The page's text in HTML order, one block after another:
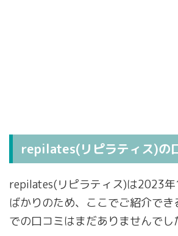
repilates(リピラティス)の
repilates(リピラティス)は2023年
ばかりのため、ここでご紹介で
での口コミはまだありませんでし